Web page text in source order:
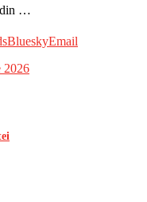
din …
BlueskyEmail